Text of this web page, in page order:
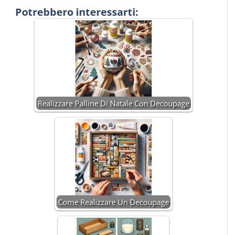
Potrebbero interessarti:
Realizzare Palline Di Natale Con Decoupage
Come Realizzare Un Decoupage